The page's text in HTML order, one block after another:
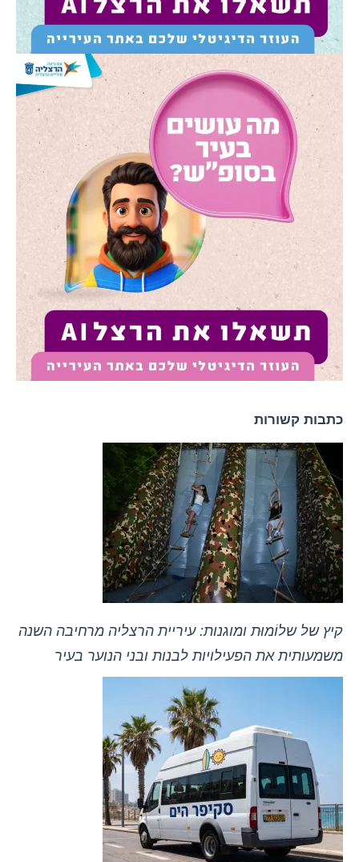
כתבות קשורות
קיץ של שלוֹמוּת ומוגנות: עיריית הרצליה מרחיבה השנה
משמעותית את הפעילויות לבנות ובני הנוער בעיר